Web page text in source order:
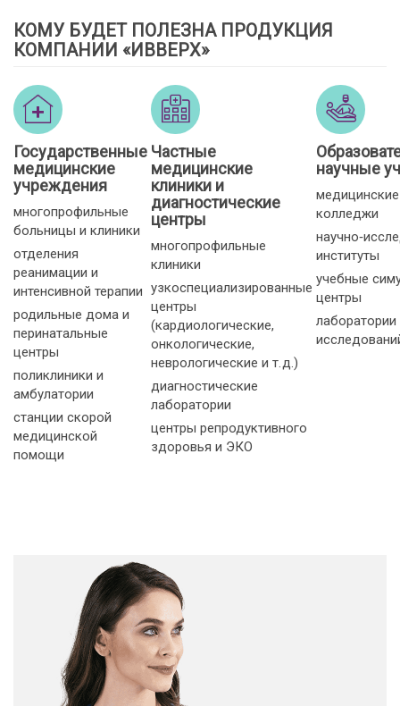
КОМУ БУДЕТ ПОЛЕЗНА ПРОДУКЦИЯ
КОМПАНИИ «ИВВЕРХ»
Государственные
медицинские
учреждения
многопрофильные
больницы и клиники
отделения
реанимации и
интенсивной терапии
родильные дома и
перинатальные
центры
поликлиники и
амбулатории
станции скорой
медицинской
помощи
Частные
медицинские
клиники и
диагностические
центры
многопрофильные
клиники
узкоспециализированные
центры
(кардиологические,
онкологические,
неврологические и т. д.)
диагностические
лаборатории
центры репродуктивного
здоровья и ЭКО
научные
колледжи
институты
учебные
центры
лаборатории